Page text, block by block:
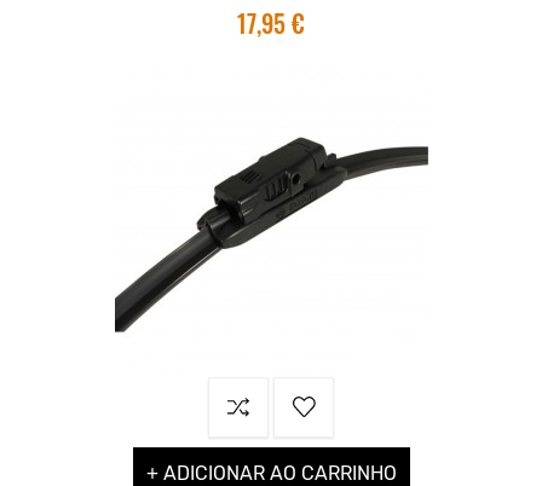
17,95 €
+ ADICIONAR AO CARRINHO